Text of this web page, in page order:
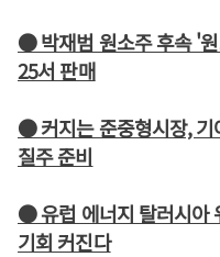
● 박재범 원소주 후속 '
25서 판매
● 커지는 준중형시장, 기
질주 준비
● 유럽 에너지 탈러시아
기회 커진다